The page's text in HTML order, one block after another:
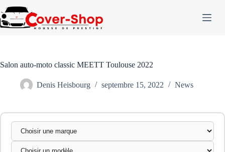
au
contenu
Salon auto-moto classic MEETT Toulouse 2022
Denis Heisbourg septembre 15, 2022 News
Marque
Modèle